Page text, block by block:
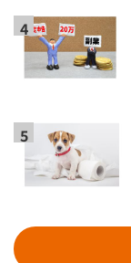
4
5